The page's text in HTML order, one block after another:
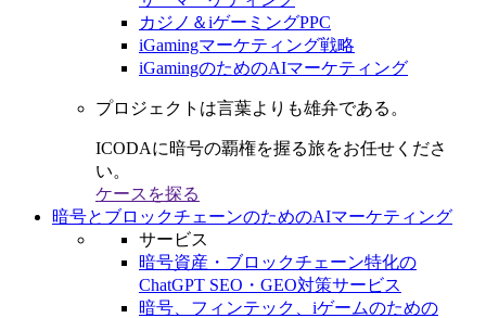
カジノ＆iゲーミングPPC
iGamingマーケティング戦略
iGamingのためのAIマーケティング
プロジェクトは言葉よりも雄弁である。
ICODAに暗号の覇権を握る旅をお任せくださ
い。
ケースを探る
暗号とブロックチェーンのためのAIマーケティング
サービス
暗号資産・ブロックチェーン特化の
ChatGPT SEO・GEO対策サービス
暗号、フィンテック、iゲームのための